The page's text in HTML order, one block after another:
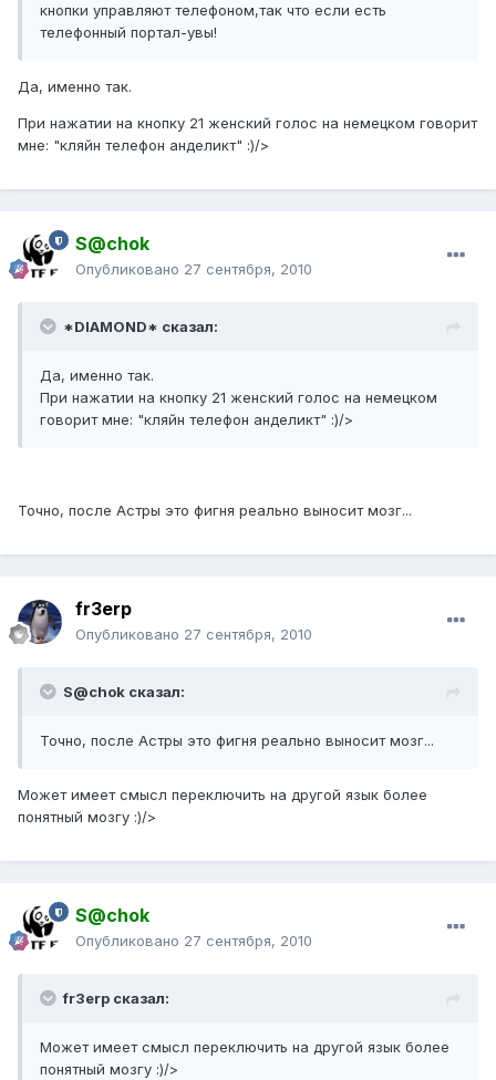
кнопки управляют телефоном,так что если есть
телефонный портал-увы!
Да, именно так.
При нажатии на кнопку 21 женский голос на немецком говорит
мне: "кляйн телефон анделикт" :)/>
S@chok
Опубликовано 27 сентября, 2010
*DIAMOND* сказал:
Да, именно так.
При нажатии на кнопку 21 женский голос на немецком
говорит мне: "кляйн телефон анделикт" :)/>
Точно, после Астры это фигня реально выносит мозг...
fr3erp
Опубликовано 27 сентября, 2010
S@chok сказал:
Точно, после Астры это фигня реально выносит мозг...
Может имеет смысл переключить на другой язык более
понятный мозгу :)/>
S@chok
Опубликовано 27 сентября, 2010
fr3erp сказал:
Может имеет смысл переключить на другой язык более
понятный мозгу :)/>